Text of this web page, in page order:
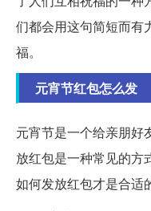
们都会用这句简短而有
福。
元宵节红包怎么发
元宵节是一个给亲朋好
放红包是一种常见的方
如何发放红包才是合适